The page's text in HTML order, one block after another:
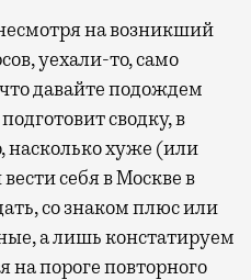
на возникший
уехали-то, само
давайте подождем
сводку, в
насколько хуже (или
себя в Москве в
со знаком плюс или
а лишь констатируем
на пороге повторного